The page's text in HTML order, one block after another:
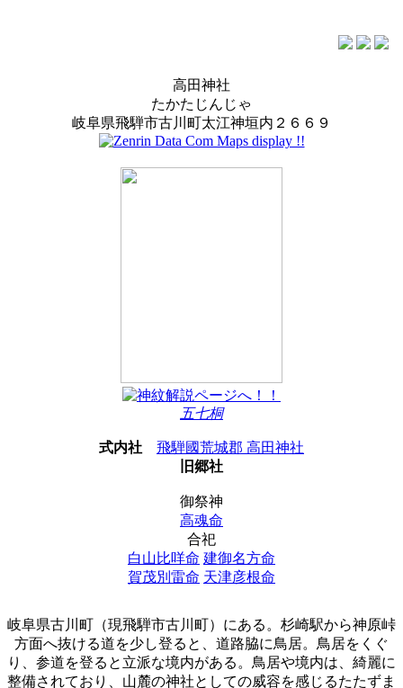
高田神社
たかたじんじゃ
岐阜県飛騨市古川町太江神垣内２６６９
五七桐
式内社
飛騨國荒城郡 高田神社
旧郷社
御祭神
高魂命
合祀
白山比咩命 建御名方命
賀茂別雷命 天津彦根命
岐阜県古川町（現飛騨市古川町）にある。杉崎駅から神原峠
方面へ抜ける道を少し登ると、道路脇に鳥居。鳥居をくぐ
り、参道を登ると立派な境内がある。鳥居や境内は、綺麗に
整備されており、山麓の神社としての威容を感じるたたずま